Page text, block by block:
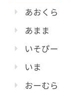
あおくら
あまま
いそぴー
いま
おーむら